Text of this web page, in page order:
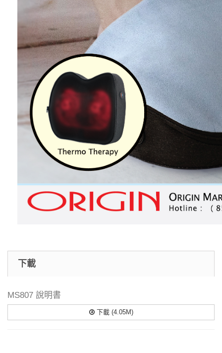
下載
MS807 說明書
下載 (4.05M)